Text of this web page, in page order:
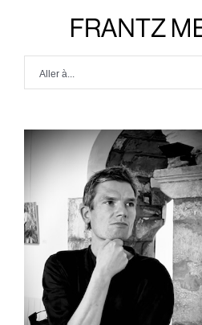
content
Aller à...